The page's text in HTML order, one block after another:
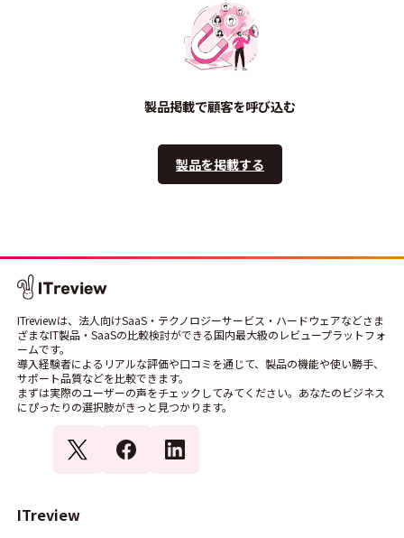
製品掲載で顧客を呼び込む
製品を掲載する
ITreviewは、法人向けSaaS・テクノロジーサービス・ハードウェアなどさま
ざまなIT製品・SaaSの比較検討ができる国内最大級のレビュープラットフォ
ームです。
導入経験者によるリアルな評価や口コミを通じて、製品の機能や使い勝手、
サポート品質などを比較できます。
まずは実際のユーザーの声をチェックしてみてください。あなたのビジネス
にぴったりの選択肢がきっと見つかります。
ITreview